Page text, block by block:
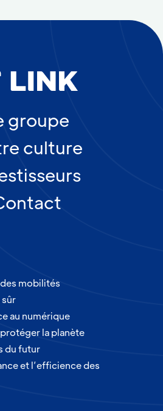
groupe
culture
mobilités
sûr
au numérique
la planète
du futur
et l’efficience des